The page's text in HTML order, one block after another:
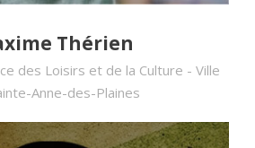
Thérien
des Loisirs et de la Culture - Ville
Anne-des-Plaines